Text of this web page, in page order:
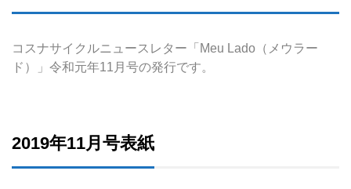
コスナサイクルニュースレター「Meu Lado（メウラー
ド）」令和元年11月号の発行です。
2019年11月号表紙